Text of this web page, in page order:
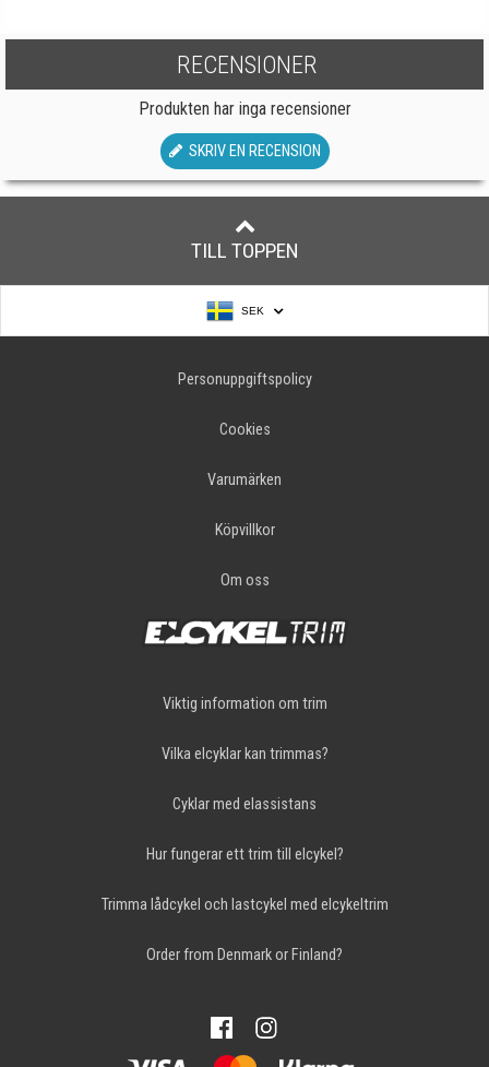
RECENSIONER
Produkten har inga recensioner
SKRIV EN RECENSION
TILL TOPPEN
SEK
Personuppgiftspolicy
Cookies
Varumärken
Köpvillkor
Om oss
Viktig information om trim
Vilka elcyklar kan trimmas?
Cyklar med elassistans
Hur fungerar ett trim till elcykel?
Trimma lådcykel och lastcykel med elcykeltrim
Order from Denmark or Finland?